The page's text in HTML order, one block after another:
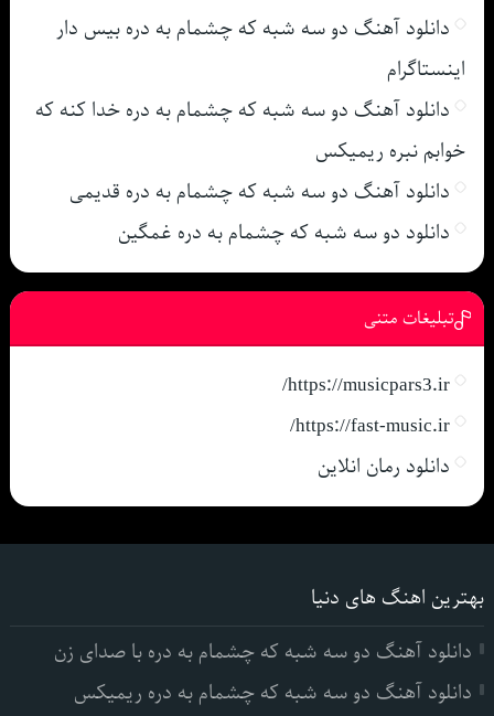
دانلود آهنگ دو سه شبه که چشمام به دره بیس دار
اینستاگرام
دانلود آهنگ دو سه شبه که چشمام به دره خدا کنه که
خوابم نبره ریمیکس
دانلود آهنگ دو سه شبه که چشمام به دره قدیمی
دانلود دو سه شبه که چشمام به دره غمگین
تبلیغات متنی
https://musicpars3.ir/
https://fast-music.ir/
دانلود رمان انلاین
بهترین اهنگ های دنیا
دانلود آهنگ دو سه شبه که چشمام به دره با صدای زن
دانلود آهنگ دو سه شبه که چشمام به دره ریمیکس